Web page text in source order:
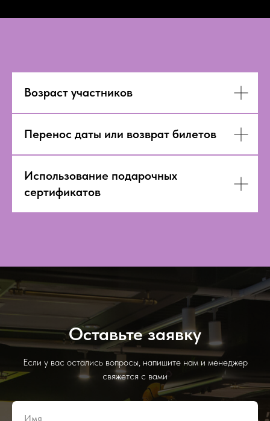
Возраст участников
Перенос даты или возврат билетов
Использование подарочных
сертификатов
Оставьте заявку
Если у вас остались вопросы, напишите нам и менеджер
свяжется с вами